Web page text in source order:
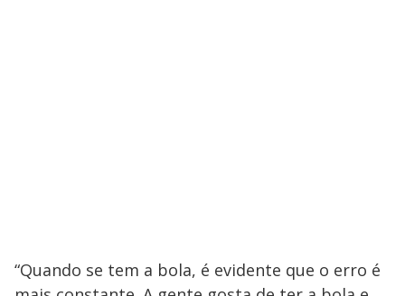
“Quando se tem a bola, é evidente que o erro é